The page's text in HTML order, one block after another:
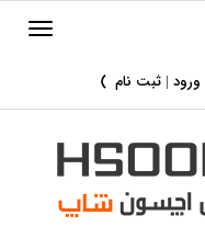
ورود | ثبت نام )